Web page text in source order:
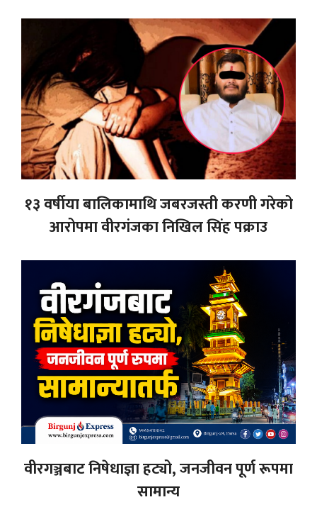
१३ वर्षीया बालिकामाथि जबरजस्ती करणी गरेको
आरोपमा वीरगंजका निखिल सिंह पक्राउ
वीरगञ्जबाट निषेधाज्ञा हट्यो, जनजीवन पूर्ण रूपमा
सामान्य